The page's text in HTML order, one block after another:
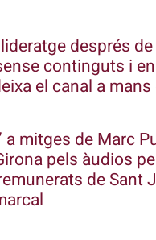
després
continguts i
el canal a mans
a mitges de Marc
pels àudios
de Sant